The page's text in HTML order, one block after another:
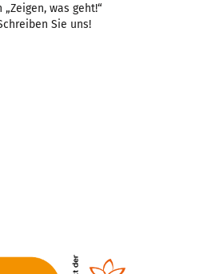
was geht!“
Sie uns!